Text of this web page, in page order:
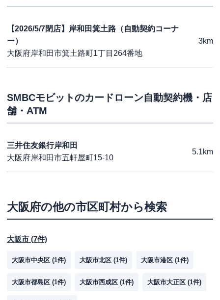
【2026/5/7閉店】岸和田箕土路（自動契約コーナ
ー）
大阪府岸和田市箕土路町1丁目264番地
3km
SMBCモビットのカードローン自動契約機・店
舗・ATM
三井住友銀行岸和田
大阪府岸和田市五軒屋町15-10
5.1km
大阪府の他の市区町村から検索
大阪市 (7件)
大阪市中央区 (1件) 大阪市北区 (1件) 大阪市港区 (1件)
大阪市都島区 (1件) 大阪市西成区 (1件) 大阪市大正区 (1件)